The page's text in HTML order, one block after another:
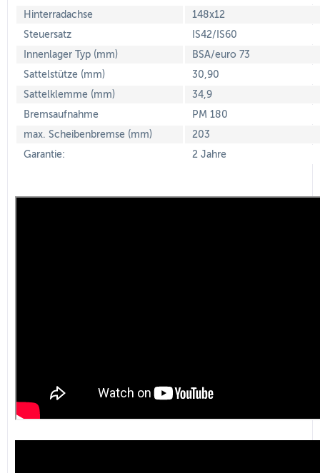
Hinterradachse
148x12
Steuersatz
IS42/IS60
Innenlager Typ (mm)
BSA/euro 73
Sattelstütze (mm)
30,90
Sattelklemme (mm)
34,9
Bremsaufnahme
PM 180
max. Scheibenbremse (mm)
203
Garantie:
2 Jahre